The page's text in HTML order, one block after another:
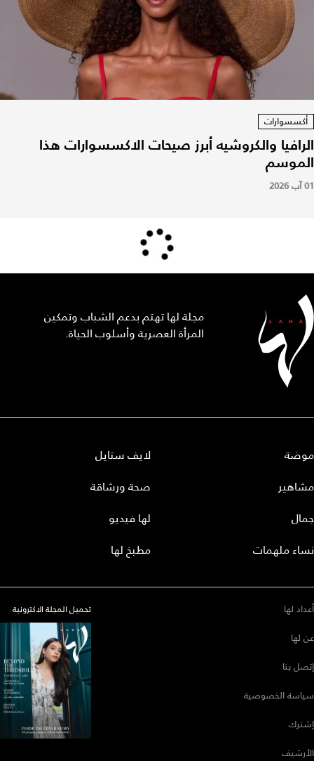
أكسسوارات
الرافيا والكروشيه أبرز صيحات الاكسسوارات هذا
الموسم
01 آب 2026
مجلة لها تهتم بدعم الشباب وتمكين
المرأة العصرية وأسلوب الحياة.
موضة
مشاهير
جمال
نساء ملهمات
لايف ستايل
صحة ورشاقة
لها فيديو
مطبخ لها
أعداد لها
عن لها
إتصل بنا
سياسة الخصوصية
إشترك
الأرشيف
تحميل المجلة الاكترونية